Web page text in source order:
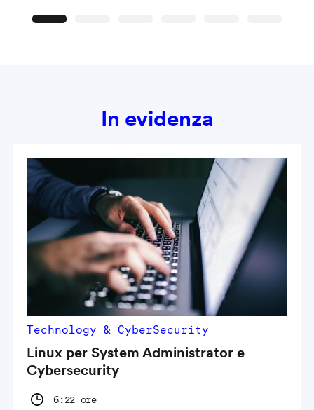
In evidenza
Technology & CyberSecurity
Linux per System Administrator e
Cybersecurity
6:22 ore